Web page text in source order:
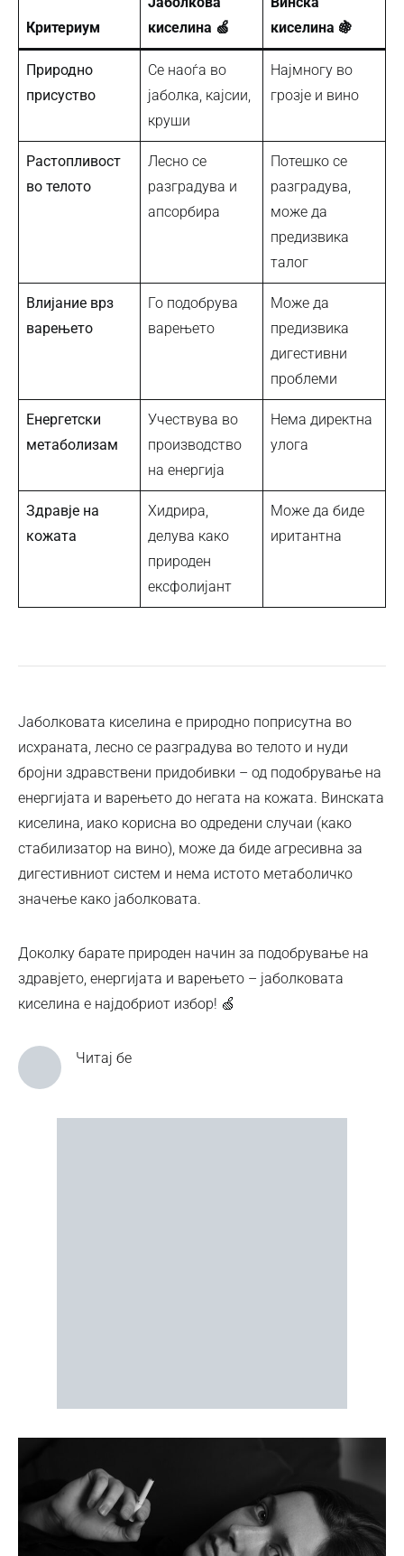
Критериум
киселина 🍏
киселина 🍇
Природно
присуство
Се наоѓа во
јаболка, кајсии,
круши
Најмногу во
грозје и вино
Растопливост
во телото
Лесно се
разградува и
апсорбира
Потешко се
разградува,
може да
предизвика
талог
Влијание врз
варењето
Го подобрува
варењето
Може да
предизвика
дигестивни
проблеми
Енергетски
метаболизам
Учествува во
производство
на енергија
Нема директна
улога
Здравје на
кожата
Хидрира,
делува како
природен
ексфолијант
Може да биде
иритантна
Јаболковата киселина е природно поприсутна во
исхраната, лесно се разградува во телото и нуди
бројни здравствени придобивки – од подобрување на
енергијата и варењето до негата на кожата. Винската
киселина, иако корисна во одредени случаи (како
стабилизатор на вино), може да биде агресивна за
дигестивниот систем и нема истото метаболичко
значење како јаболковата.
Доколку барате природен начин за подобрување на
здравјето, енергијата и варењето – јаболковата
киселина е најдобриот избор! 🍏
Читај бе